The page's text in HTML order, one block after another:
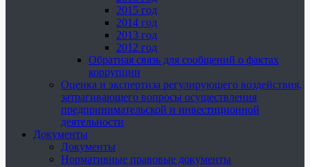
2015 год
2014 год
2013 год
2012 год
Обратная связь для сообщений о фактах
коррупции
Оценка и экспертиза регулирующего воздействия,
затрагивающего вопросы осуществления
предпринимательской и инвестиционной
деятельности
Документы
Документы
Нормативные правовые документы